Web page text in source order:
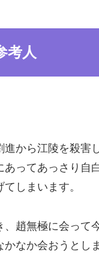
考人
から江陵を殺害
あってあっさり
しまいます。
趙無極に会って
なか会おうとし